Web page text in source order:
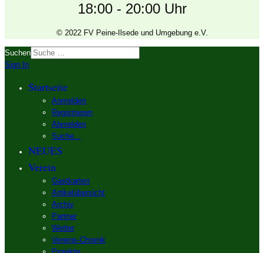
18:00 - 20:00 Uhr
© 2022 FV Peine-Ilsede und Umgebung e.V.
Suchen
Sign In
Startseite
Anmelden
Registrieren
Abmelden
Suche...
NEUES
Verein
Gastkarten
Artikelübersicht
Archiv
Partner
Wetter
Vereins-Chronik